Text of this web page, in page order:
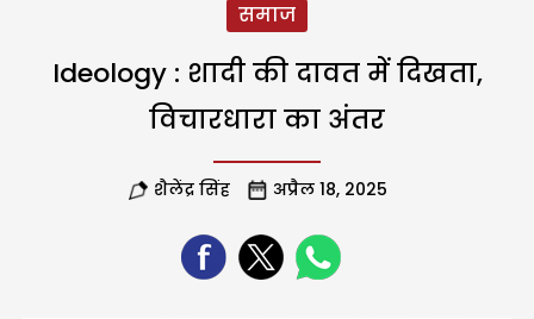
समाज
Ideology : शादी की दावत में दिखता,
विचारधारा का अंतर
शैलेंद्र सिंह अप्रैल 18, 2025